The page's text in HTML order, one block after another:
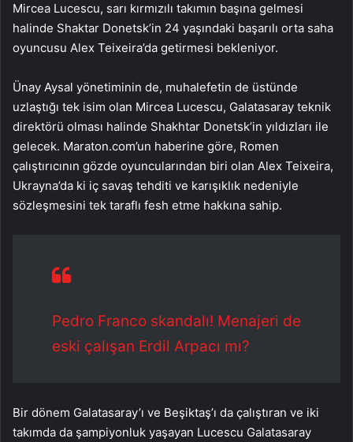
Mircea Lucescu, sarı kırmızılı takımın başına gelmesi
halinde Shaktar Donetsk’in 24 yaşındaki başarılı orta saha
oyuncusu Alex Teixeira’da getirmesi bekleniyor.
Ünay Aysal yönetiminin de, muhalefetin de üstünde
uzlaştığı tek isim olan Mircea Lucescu, Galatasaray teknik
direktörü olması halinde Shakhtar Donetsk’in yıldızları ile
gelecek. Maraton.com’un haberine göre, Romen
çalıştırıcının gözde oyuncularından biri olan Alex Teixeira,
Ukrayna’da ki iç savaş tehditi ve karışıklık nedeniyle
sözleşmesini tek taraflı fesh etme hakkına sahip.
Pedro Franco skandalı! Menajeri de
eski çalışan Erdil Arpacı mı?
Bir dönem Galatasaray’ı ve Beşiktaş’ı da çalıştıran ve iki
takımda da şampiyonluk yaşayan Lucescu Galatasaray